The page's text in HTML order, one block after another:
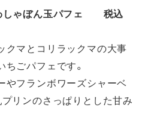
しゃぼん玉パフェ 税込
クマとコリラックマの大事
ごパフェです。
やフランボワーズシャーベ
リンのさっぱりとした甘み